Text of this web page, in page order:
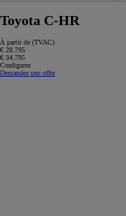
Toyota C-HR
À partir de (TVAC)
€ 28.795
€ 34.795
Configurez
Demandez une offre